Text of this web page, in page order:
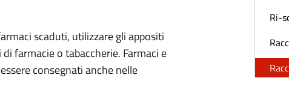
scaduti, utilizzare gli appositi
farmacie o tabaccherie. Farmaci e
consegnati anche nelle
Ri-